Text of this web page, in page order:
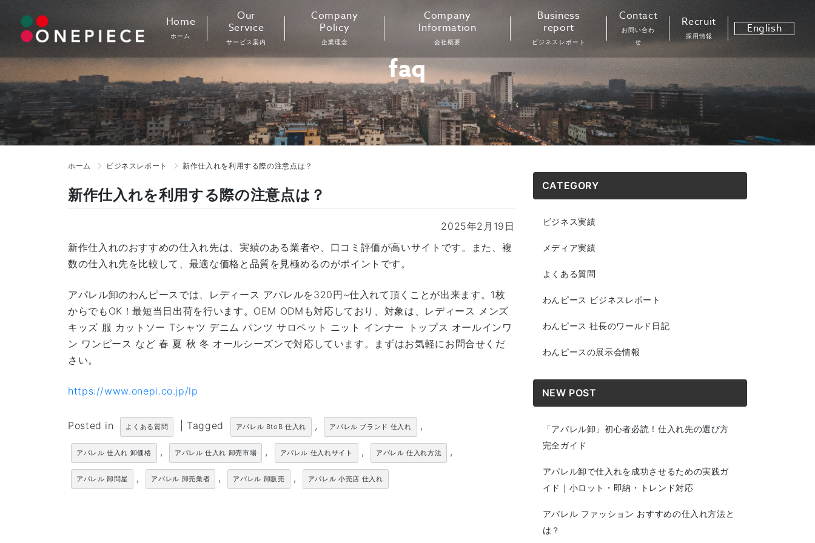
content
Home
ホーム
Our
Service
サービス案内
Company
Policy
企業理念
Company
Information
会社概要
Business
report
ビジネスレポート
Contact
お問い合わ
せ
Recruit
採用情報 English
faq
ホーム ビジネスレポート 新作仕入れを利用する際の注意点は？
新作仕入れを利用する際の注意点は？
2025年2月19日
新作仕入れのおすすめの仕入れ先は、実績のある業者や、口コミ評価が高いサイトです。また、複
数の仕入れ先を比較して、最適な価格と品質を見極めるのがポイントです。
アパレル卸のわんピースでは、レディース アパレルを320円~仕入れて頂くことが出来ます。1枚
からでもOK！最短当日出荷を行います。OEM ODMも対応しており、対象は、レディース メンズ
キッズ 服 カットソー Tシャツ デニム パンツ サロペット ニット インナー トップス オールインワ
ン ワンピース など 春 夏 秋 冬 オールシーズンで対応しています。まずはお気軽にお問合せくだ
さい。
https://www.onepi.co.jp/lp
Posted in よくある質問 Tagged アパレル BtoB 仕入れ , アパレル ブランド 仕入れ ,
アパレル 仕入れ 卸価格 , アパレル 仕入れ 卸売市場 , アパレル 仕入れサイト , アパレル 仕入れ方法 ,
アパレル 卸問屋 , アパレル 卸売業者 , アパレル 卸販売 , アパレル 小売店 仕入れ
CATEGORY
ビジネス実績
メディア実績
よくある質問
わんピース ビジネスレポート
わんピース 社長のワールド日記
わんピースの展示会情報
NEW POST
「アパレル卸」初心者必読！仕入れ先の選び方
完全ガイド
アパレル卸で仕入れを成功させるための実践ガ
イド｜小ロット・即納・トレンド対応
アパレル ファッション おすすめの仕入れ方法と
は？